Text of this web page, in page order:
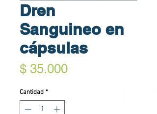
Dren
Sanguineo en
cápsulas
$ 35.000Precio
Cantidad *